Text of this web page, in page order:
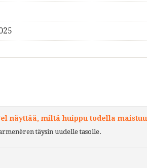
näyttää, miltä huippu todella maistuu
täysin uudelle tasolle.